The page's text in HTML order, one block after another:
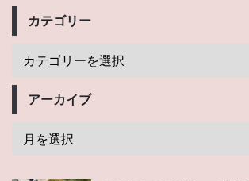
カテゴリー
アーカイブ